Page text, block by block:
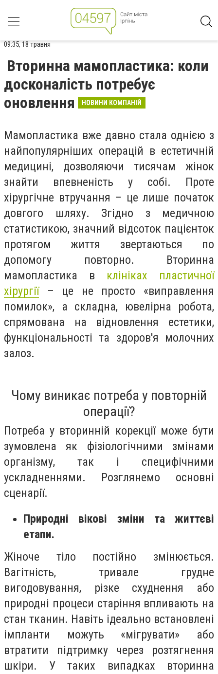
09:35, 18 травня
Вторинна мамопластика: коли
досконалість потребує
оновлення
НОВИНИ КОМПАНІЙ
Мамопластика вже давно стала однією з
найпопулярніших операцій в естетичній
медицині, дозволяючи тисячам жінок
знайти впевненість у собі. Проте
хірургічне втручання – це лише початок
довгого шляху. Згідно з медичною
статистикою, значний відсоток пацієнток
протягом життя звертаються по
допомогу повторно. Вторинна
мамопластика в клініках пластичної
хірургії– це не просто «виправлення
помилок», а складна, ювелірна робота,
спрямована на відновлення естетики,
функціональності та здоров'я молочних
залоз.
Чому виникає потреба у повторній
операції?
Потреба у вторинній корекції може бути
зумовлена як фізіологічними змінами
організму, так і специфічними
ускладненнями. Розглянемо основні
сценарії.
Природні вікові зміни та життєві
етапи.
Жіноче тіло постійно змінюється.
Вагітність, тривале грудне
вигодовування, різке схуднення або
природні процеси старіння впливають на
стан тканин. Навіть ідеально встановлені
імпланти можуть «мігрувати» або
втратити підтримку через розтягнення
шкіри. У таких випадках вторинна